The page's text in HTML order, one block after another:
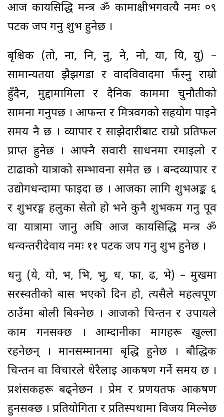
आज कार्यसिद्धि मन्त्र ॐ कामाक्षीभगवत्यै नमः ०९
पटक जप गर्नु शुभ हुनेछ ।
बृश्चिक (तो, ना, नि, नु, ने, नो, या, यि, यु) –
सामान्यतया झैझगडा र वादविवादमा फँस्नु राम्रो
हुँदैन, मुद्दामामिला र दैनिक काममा चुनौतीको
सामना गर्नुपर्छ । आफन्त र मित्रवर्गको सहयोग पाइने
समय नै छ । व्यापार र साझेदारीबाट राम्रो प्रतिफल
प्राप्त हुनेछ । आफ्नै सवारी साधनमा रमाइलो र
टाढाको यात्राको सम्भावना समेत छ । बन्दव्यापार र
उद्योगधन्दामा फाइदा छ । आजका लागि शुभअङ्क ६
र शुभरङ्ग हलुका सेतो हो भने कुनै शुभकर्म गर्नु पूर्व
वा यात्रामा जानु अघि आज कार्यसिद्धि मन्त्र ॐ
धन्वन्तरीदेवाय नमः ११ पटक जप गर्नु शुभ हुनेछ ।
धनु (ये, यो, भ, भि, भु, ध, फा, ढ, भे) – मुखमा
सरस्वतीको बास भएको दिन हो, त्यसैले महत्वपूर्ण
ठाउँमा बोली बिक्नेछ । आजको चिन्तन र उपायले
काम गर्नसक्छ । आम्दानीका मार्गहरू खुल्ला
रहनेछन् । मानसम्मानमा बृद्धि हुनेछ । बौद्धिक
चिन्तन वा विचारले धेरैलाई आकर्षण गर्ने समय छ ।
प्रशंसकहरू बढ्नेछन । प्रेम र प्रणयतर्फ आकर्षण
हुनसक्छ । प्रतियोगिता र प्रतिस्पर्धामा विजय मिल्नेछ